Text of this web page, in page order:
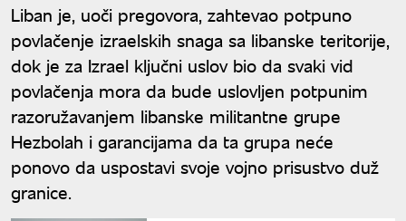
Liban je, uoči pregovora, zahtevao potpuno
povlačenje izraelskih snaga sa libanske teritorije,
dok je za Izrael ključni uslov bio da svaki vid
povlačenja mora da bude uslovljen potpunim
razoružavanjem libanske militantne grupe
Hezbolah i garancijama da ta grupa neće
ponovo da uspostavi svoje vojno prisustvo duž
granice.